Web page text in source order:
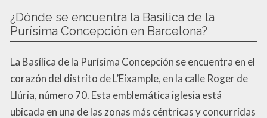
¿Dónde se encuentra la Basílica de la
Purísima Concepción en Barcelona?
La Basílica de la Purísima Concepción se encuentra en el
corazón del distrito de L’Eixample, en la calle Roger de
Llúria, número 70. Esta emblemática iglesia está
ubicada en una de las zonas más céntricas y concurridas